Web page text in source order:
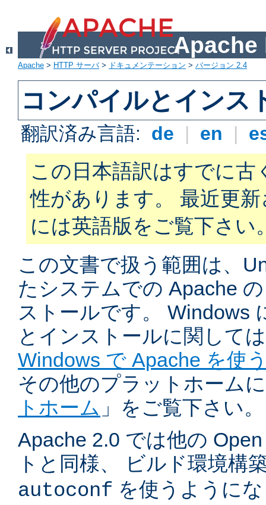
Apache
Apache > HTTP サーバ> ドキュメンテーション > バージョン 2.4
コンパイルとインス
翻訳済み言語: de | en |
この日本語訳はすでに古
性があります。 最近更
には英語版をご覧下さい
この文書で扱う範囲は、
たシステムでの Apache
ストールです。 Windows
とインストールに関して
Windows で Apache を使
その他のプラットホーム
トホーム 」をご覧下さい。
Apache 2.0 では他の
トと同様、 ビルド環境構
autoconf を使うように